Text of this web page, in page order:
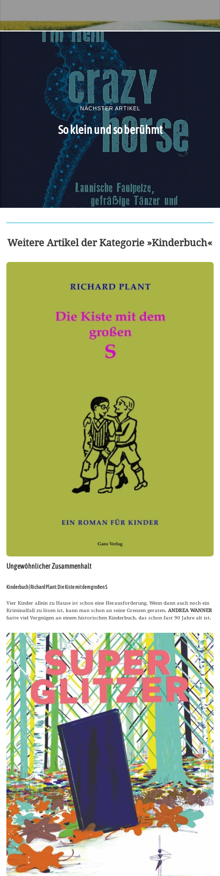
NÄCHSTER ARTIKEL
So klein und so berühmt
Weitere Artikel der Kategorie »Kinderbuch«
Ungewöhnlicher Zusammenhalt
Kinderbuch | Richard Plant: Die Kiste mit dem großen S
Vier Kinder allein zu Hause ist schon eine Herausforderung. Wenn dann auch noch ein
Kriminalfall zu lösen ist, kann man schon an seine Grenzen geraten. ANDREA WANNER
hatte viel Vergnügen an einem historischen Kinderbuch, das schon fast 90 Jahre alt ist.